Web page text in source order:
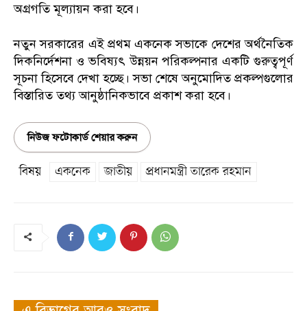
অগ্রগতি মূল্যায়ন করা হবে।
নতুন সরকারের এই প্রথম একনেক সভাকে দেশের অর্থনৈতিক
দিকনির্দেশনা ও ভবিষ্যৎ উন্নয়ন পরিকল্পনার একটি গুরুত্বপূর্ণ
সূচনা হিসেবে দেখা হচ্ছে। সভা শেষে অনুমোদিত প্রকল্পগুলোর
বিস্তারিত তথ্য আনুষ্ঠানিকভাবে প্রকাশ করা হবে।
নিউজ ফটোকার্ড শেয়ার করুন
বিষয় একনেক জাতীয় প্রধানমন্ত্রী তারেক রহমান